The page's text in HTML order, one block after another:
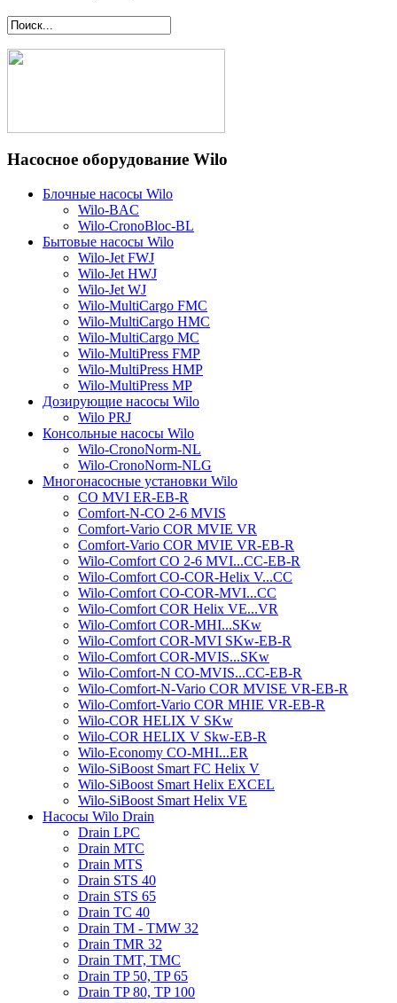
Насосное оборудование Wilo
Блочные насосы Wilo
Wilo-BAC
Wilo-CronoBloc-BL
Бытовые насосы Wilo
Wilo-Jet FWJ
Wilo-Jet HWJ
Wilo-Jet WJ
Wilo-MultiCargo FMC
Wilo-MultiCargo HMC
Wilo-MultiCargo MC
Wilo-MultiPress FMP
Wilo-MultiPress HMP
Wilo-MultiPress MP
Дозирующие насосы Wilo
Wilo PRJ
Консольные насосы Wilo
Wilo-CronoNorm-NL
Wilo-CronoNorm-NLG
Многонасосные установки Wilo
CO MVI ER-EB-R
Comfort-N-CO 2-6 MVIS
Comfort-Vario COR MVIE VR
Comfort-Vario COR MVIE VR-EB-R
Wilo-Comfort CO 2-6 MVI...CC-EB-R
Wilo-Comfort CO-COR-Helix V...CC
Wilo-Comfort CO-COR-MVI...CC
Wilo-Comfort COR Helix VE...VR
Wilo-Comfort COR-MHI...SKw
Wilo-Comfort COR-MVI SKw-EB-R
Wilo-Comfort COR-MVIS...SKw
Wilo-Comfort-N CO-MVIS...CC-EB-R
Wilo-Comfort-N-Vario COR MVISE VR-EB-R
Wilo-Comfort-Vario COR MHIE VR-EB-R
Wilo-COR HELIX V SKw
Wilo-COR HELIX V Skw-EB-R
Wilo-Economy CO-MHI...ER
Wilo-SiBoost Smart FC Helix V
Wilo-SiBoost Smart Helix EXCEL
Wilo-SiBoost Smart Helix VE
Насосы Wilo Drain
Drain LPC
Drain MTC
Drain MTS
Drain STS 40
Drain STS 65
Drain TC 40
Drain TM - TMW 32
Drain TMR 32
Drain TMT, TMC
Drain TP 50, TP 65
Drain TP 80, TP 100